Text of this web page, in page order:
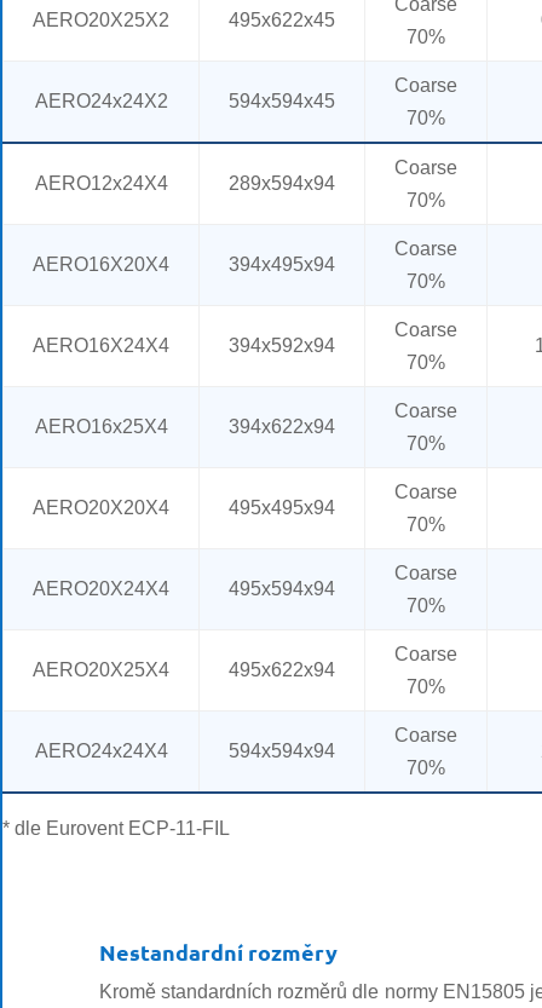
AERO20X25X2 495x622x45
Coarse
70%
AERO24x24X2 594x594x45
Coarse
70%
AERO12x24X4 289x594x94
Coarse
70%
AERO16X20X4 394x495x94
Coarse
70%
AERO16X24X4 394x592x94
Coarse
70%
AERO16x25X4 394x622x94
Coarse
70%
AERO20X20X4 495x495x94
Coarse
70%
AERO20X24X4 495x594x94
Coarse
70%
AERO20X25X4 495x622x94
Coarse
70%
AERO24x24X4 594x594x94
Coarse
70%
* dle Eurovent ECP-11-FIL
Nestandardní rozměry
Kromě standardních rozměrů dle normy EN15805